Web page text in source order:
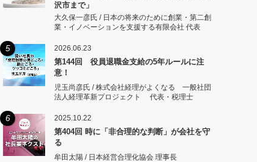
沢市まで」
大久保一彦氏 / 日本の将来のために創業・第二創
業・イノベーションを支援する有限会社 代表
5 2026.06.23
第144回 役員退職金支給の5年ルールに注
意！
児玉尚彦氏 / 株式会社経理がよくなる 一般社団
法人経理革新プロジェクト 代表・税理士
6 2025.10.22
第404回 時に「非合理的な判断」が会社を守
る
牟田太陽 / 日本経営合理化協会 理事長